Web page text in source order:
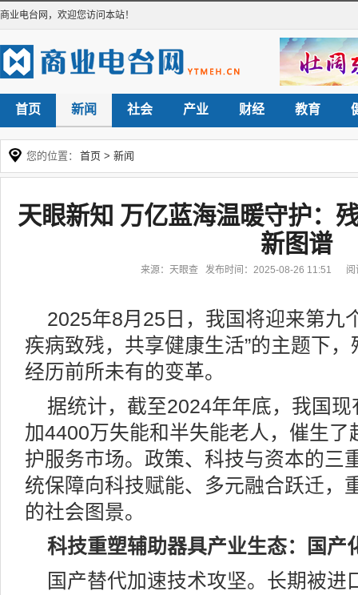
商业电台网 ，欢迎您访问本站！
首页 新闻 社会 产业 财经 教育
您的位置： 首页 > 新闻
天眼新知 万亿蓝海温暖守护：
新图谱
来源：天眼查 发布时间：2025-08-26 11:51 阅
2025年8月25日，我国将迎来第九
疾病致残，共享健康生活”的主题下
经历前所未有的变革。
据统计，截至2024年年底，我国
加4400万失能和半失能老人，催生了
护服务市场。政策、科技与资本的三
统保障向科技赋能、多元融合跃迁，
的社会图景。
科技重塑辅助器具产业生态：国产
国产替代加速技术攻坚。长期被进